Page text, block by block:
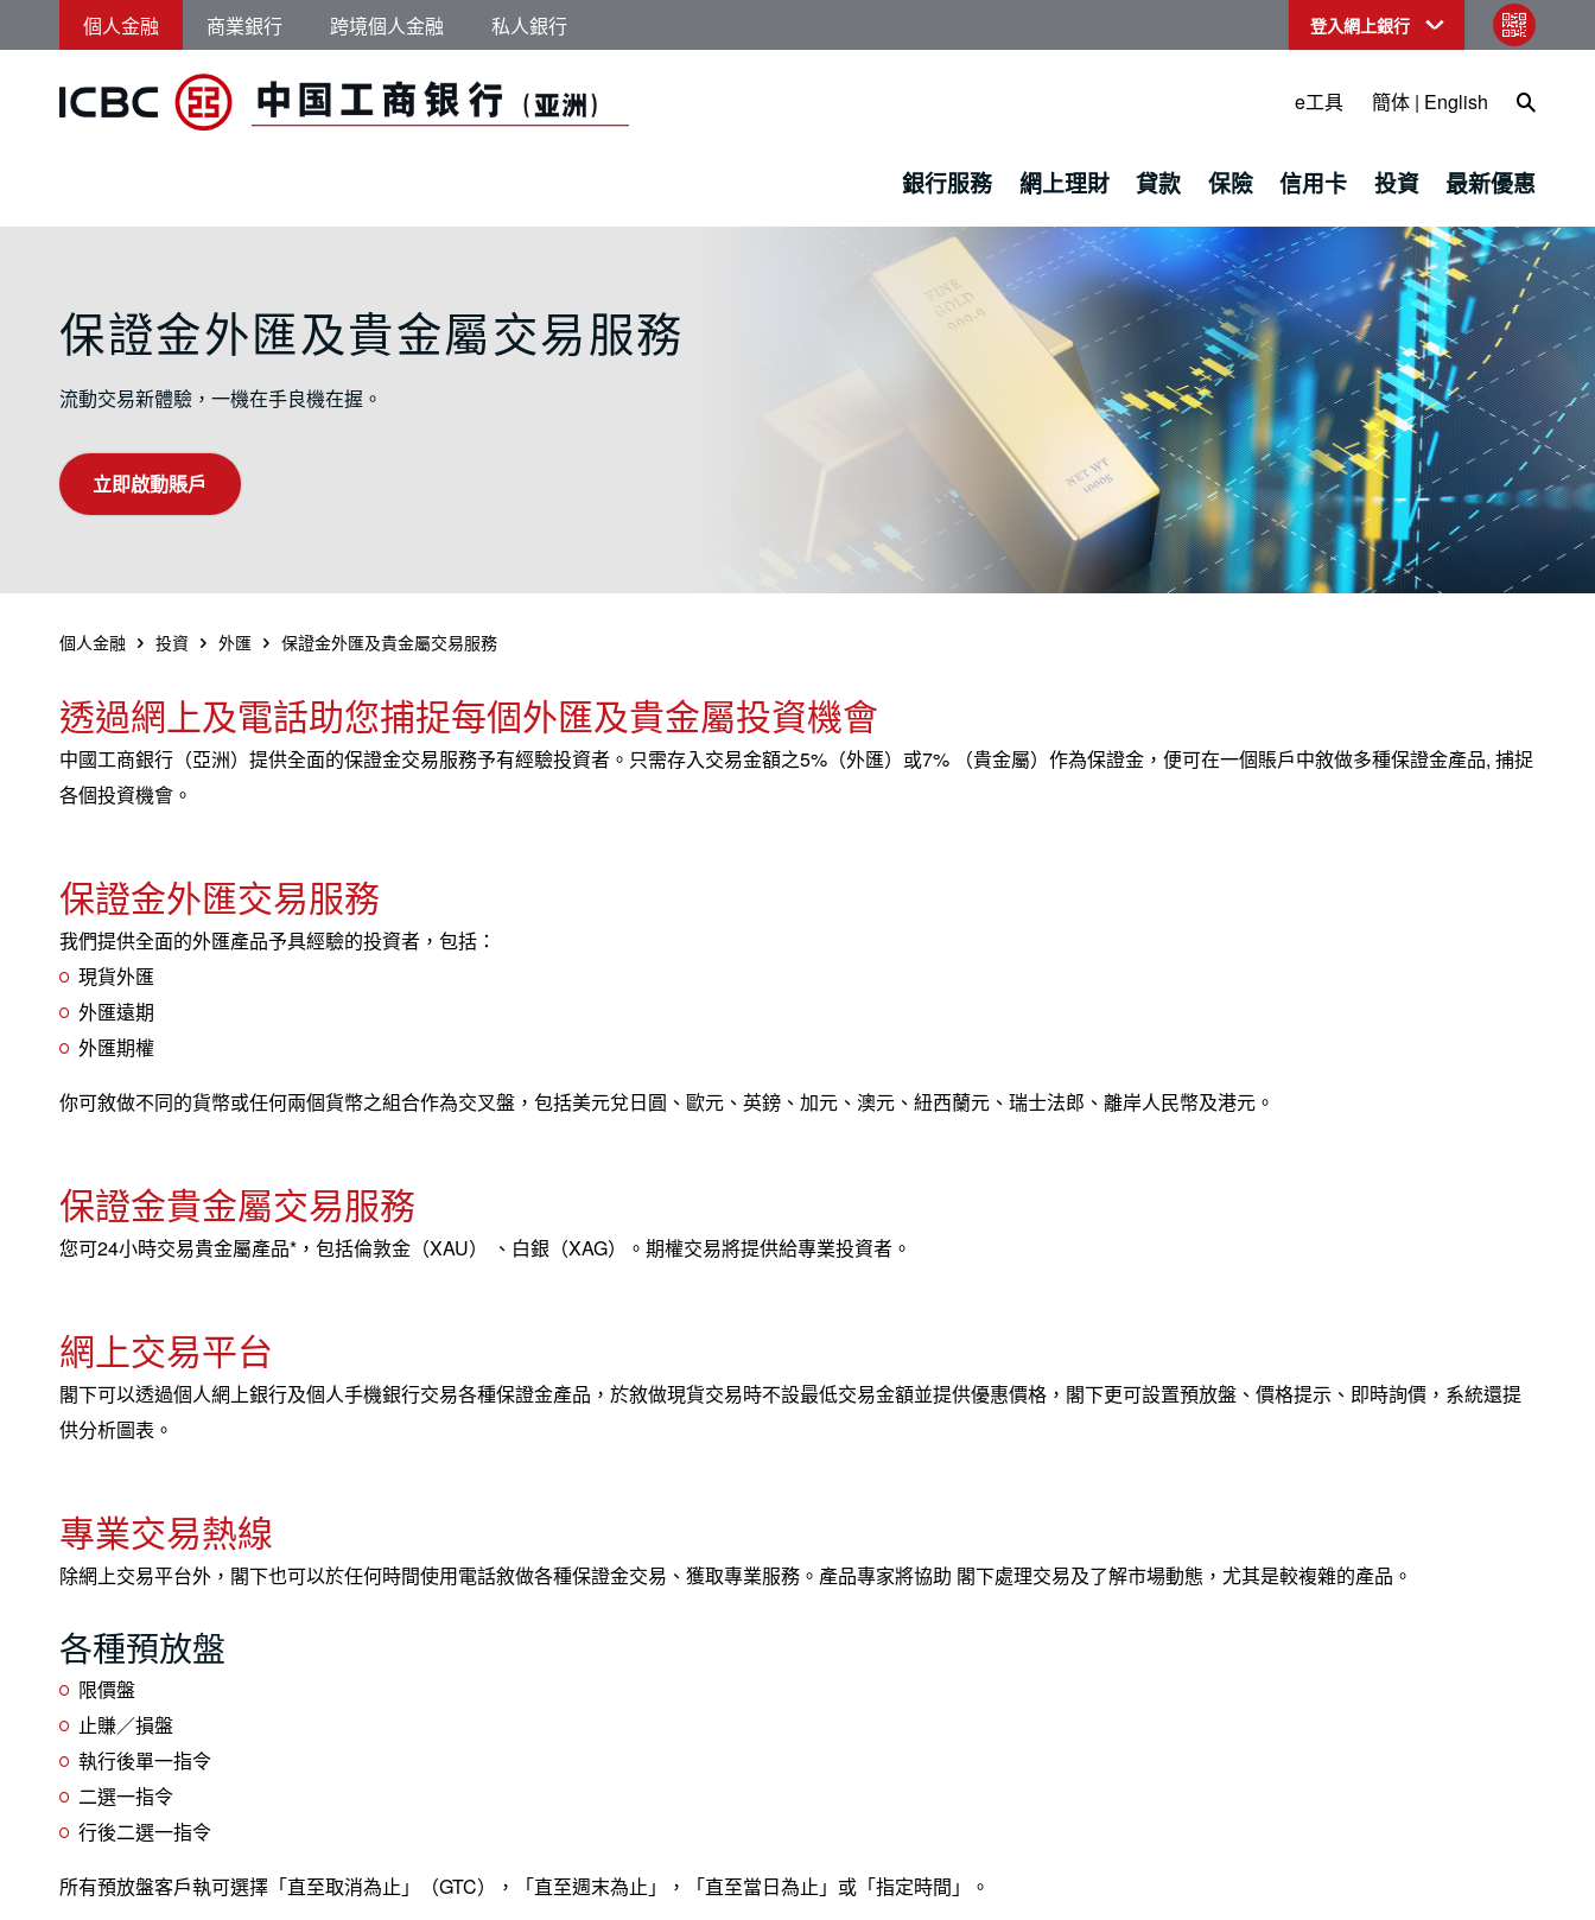
跳轉到主要內容
個人金融 商業銀行 跨境個人金融 私人銀行 登入網上銀行
qr code
e工具 簡体 | English Open
銀行服務 網上理財 貸款 保險 信用卡 投資 最新優惠
保證金外匯及貴金屬交易服務 - 中國工商銀行（亞洲）
保證金外匯及貴金屬交易服務
流動交易新體驗，一機在手良機在握。
立即啟動賬戶
個人金融 投資 外匯 保證金外匯及貴金屬交易服務
透過網上及電話助您捕捉每個外匯及貴金屬投資機會
中國工商銀行（亞洲）提供全面的保證金交易服務予有經驗投資者。只需存入交易金額之5%（外匯）或7% （貴金屬）作為保證金，便可在一個賬戶中敘做多種保證金產品, 捕捉
各個投資機會。
保證金外匯交易服務
我們提供全面的外匯產品予具經驗的投資者，包括：
現貨外匯
外匯遠期
外匯期權
你可敘做不同的貨幣或任何兩個貨幣之組合作為交叉盤，包括美元兌日圓、歐元、英鎊、加元、澳元、紐西蘭元、瑞士法郎、離岸人民幣及港元。
保證金貴金屬交易服務
您可24小時交易貴金屬產品* ，包括倫敦金（XAU） 、白銀（XAG）。期權交易將提供給專業投資者。
網上交易平台
閣下可以透過個人網上銀行及個人手機銀行交易各種保證金產品，於敘做現貨交易時不設最低交易金額並提供優惠價格，閣下更可設置預放盤、價格提示、即時詢價，系統還提
供分析圖表。
專業交易熱線
除網上交易平台外，閣下也可以於任何時間使用電話敘做各種保證金交易、獲取專業服務。產品專家將協助 閣下處理交易及了解市場動態，尤其是較複雜的產品。
各種預放盤
限價盤
止賺／損盤
執行後單一指令
二選一指令
行後二選一指令
所有預放盤客戶執可選擇「直至取消為止」（GTC），「直至週末為止」，「直至當日為止」或「指定時間」。